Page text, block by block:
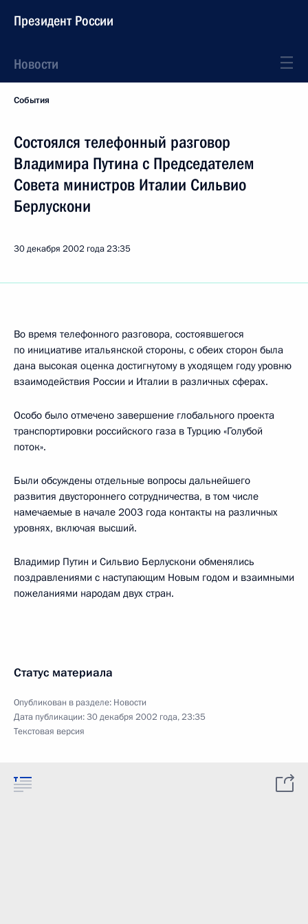
Президент России
Новости
События
Состоялся телефонный разговор
Владимира Путина с Председателем
Совета министров Италии Сильвио
Берлускони
30 декабря 2002 года23:35
Во время телефонного разговора, состоявшегося
по инициативе итальянской стороны, с обеих сторон была
дана высокая оценка достигнутому в уходящем году уровню
взаимодействия России и Италии в различных сферах.
Особо было отмечено завершение глобального проекта
транспортировки российского газа в Турцию «Голубой
поток».
Были обсуждены отдельные вопросы дальнейшего
развития двустороннего сотрудничества, в том числе
намечаемые в начале 2003 года контакты на различных
уровнях, включая высший.
Владимир Путин и Сильвио Берлускони обменялись
поздравлениями с наступающим Новым годом и взаимными
пожеланиями народам двух стран.
Статус материала
Опубликован в разделе: Новости
Дата публикации:30 декабря 2002 года, 23:35
Текстовая версия